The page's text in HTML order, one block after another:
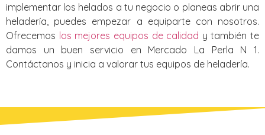
implementar los helados a tu negocio o planeas abrir una
heladería, puedes empezar a equiparte con nosotros.
Ofrecemos los mejores equipos de calidad y también te
damos un buen servicio en Mercado La Perla N 1.
Contáctanos y inicia a valorar tus equipos de heladería.